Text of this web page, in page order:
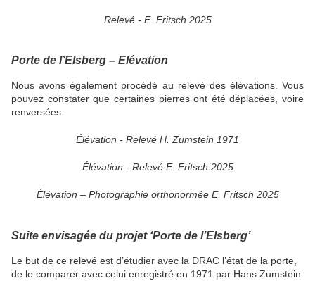
Relevé - E. Fritsch 2025
Porte de l’Elsberg – Elévation
Nous avons également procédé au relevé des élévations. Vous
pouvez constater que certaines pierres ont été déplacées, voire
renversées.
Élévation - Relevé H. Zumstein 1971
Élévation - Relevé E. Fritsch 2025
Élévation – Photographie orthonormée E. Fritsch 2025
Suite envisagée du projet ‘Porte de l’Elsberg’
Le but de ce relevé est d’étudier avec la DRAC l’état de la porte,
de le comparer avec celui enregistré en 1971 par Hans Zumstein